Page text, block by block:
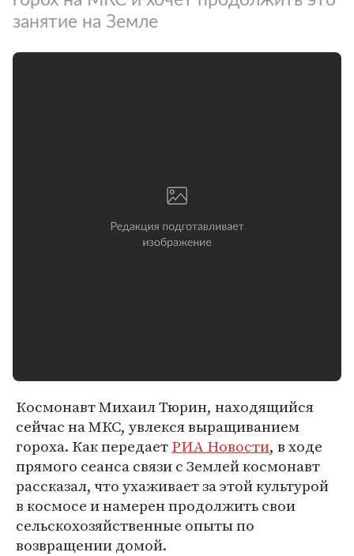
занятие на Земле
Космонавт Михаил Тюрин, находящийся
сейчас на МКС, увлекся выращиванием
гороха. Как передаетРИА Новости, в ходе
прямого сеанса связи с Землей космонавт
рассказал, что ухаживает за этой культурой
в космосе и намерен продолжить свои
сельскохозяйственные опыты по
возвращении домой.